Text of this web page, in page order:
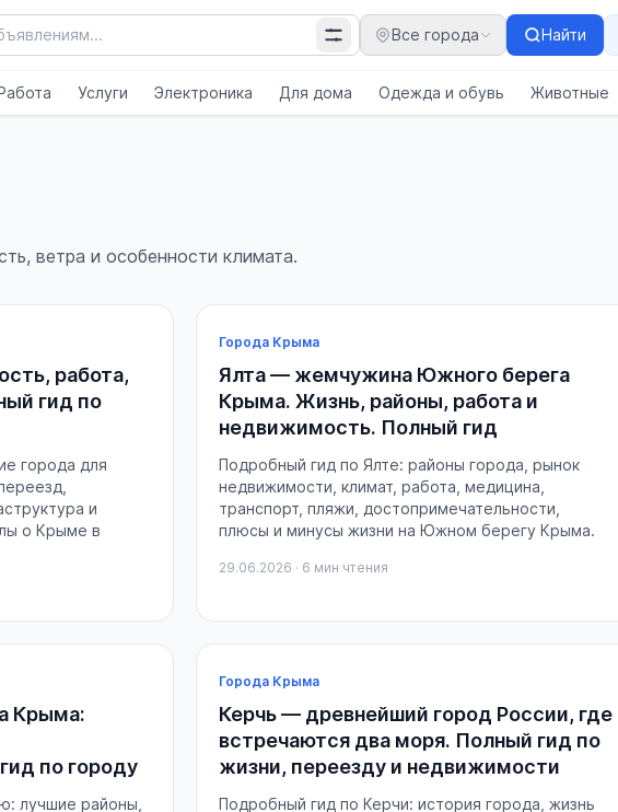
Все города Найти
Услуги Электроника Для дома Одежда и обувь Животные
ветра и особенности климата.
работа,
гид по
города для
и
о Крыме в
Города Крыма
Ялта — жемчужина Южного берега
Крыма. Жизнь, районы, работа и
недвижимость. Полный гид
Подробный гид по Ялте: районы города, рынок
недвижимости, климат, работа, медицина,
транспорт, пляжи, достопримечательности,
плюсы и минусы жизни на Южном берегу Крыма.
29.06.2026 · 6 мин чтения
Крыма:
по городу
лучшие районы,
Города Крыма
Керчь — древнейший город России, где
встречаются два моря. Полный гид по
жизни, переезду и недвижимости
Подробный гид по Керчи: история города, жизнь